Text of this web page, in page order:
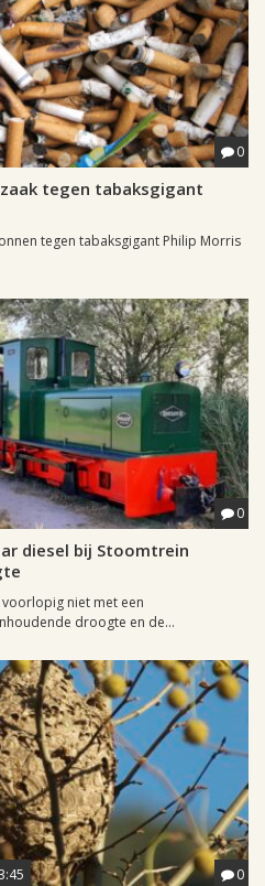
0
tegen tabaksgigant
tegen tabaksgigant Philip Morris
0
diesel bij Stoomtrein
niet met een
droogte en de...
0